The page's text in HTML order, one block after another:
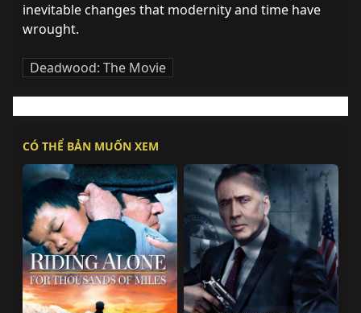
inevitable changes that modernity and time have
wrought.
Deadwood: The Movie
CÓ THỂ BẢN MUỐN XEM